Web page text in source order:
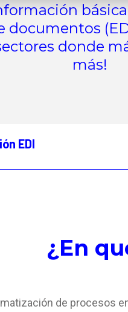
documentos
donde
más!
EDI
¿En
de procesos